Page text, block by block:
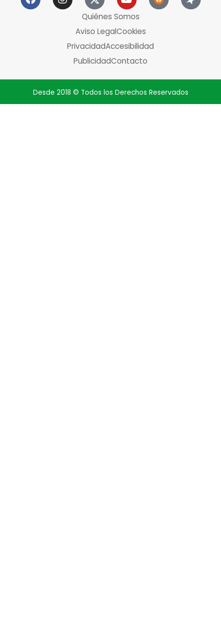
Quiénes Somos
Aviso LegalCookies
PrivacidadAccesibilidad
PublicidadContacto
Desde 2018 © Todos los Derechos Reservados